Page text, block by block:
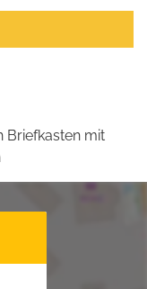
Briefkasten mit